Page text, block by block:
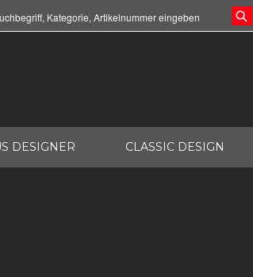
DESIGNER CLASSIC DESIGN